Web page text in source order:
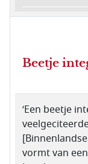
Beetje
‘Een beetje
vormt van